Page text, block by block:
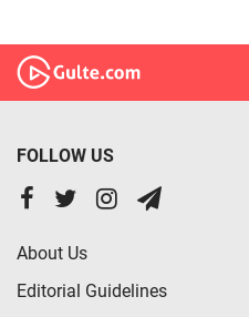
FOLLOW US
About Us
Editorial Guidelines